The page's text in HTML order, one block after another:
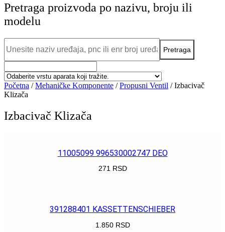
Pretraga proizvoda po nazivu, broju ili
modelu
Početna /Mehaničke Komponente /Propusni Ventil / Izbacivač
Klizača
Izbacivač Klizača
11005099 996530002747 DEO
271 RSD
391288401 KASSETTENSCHIEBER
1.850 RSD